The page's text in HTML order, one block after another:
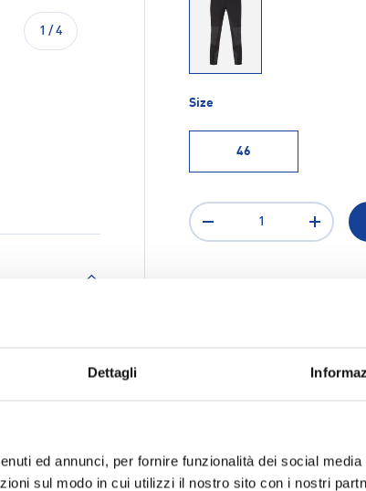
Dettagli
ed annunci, per fornire funzionalità dei social
sul modo in cui utilizzi il nostro sito con i nostri
1 /di
4 050
Size
46
Q.tà
+
Spedizione e
di
Plus Eco
freschezza e
mentre la
consentono
sporcizia